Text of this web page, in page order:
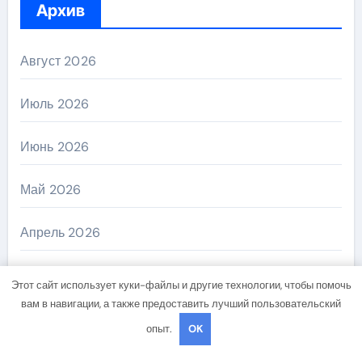
Архив
Август 2026
Июль 2026
Июнь 2026
Май 2026
Апрель 2026
Этот сайт использует куки-файлы и другие технологии, чтобы помочь
вам в навигации, а также предоставить лучший пользовательский
опыт.
OK